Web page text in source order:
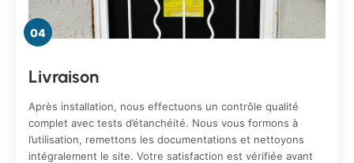
04
Livraison
Après installation, nous effectuons un contrôle qualité
complet avec tests d’étanchéité. Nous vous formons à
l’utilisation, remettons les documentations et nettoyons
intégralement le site. Votre satisfaction est vérifiée avant